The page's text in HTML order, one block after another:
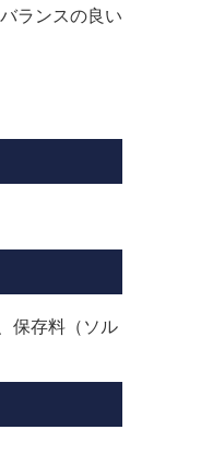
ランスの良い
保存料（ソル